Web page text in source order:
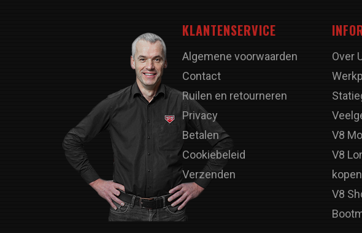
KLANTENSERVICE
Algemene voorwaarden
Contact
Ruilen en retourneren
Privacy
Betalen
Cookiebeleid
Verzenden
Over
V8
V8
V8